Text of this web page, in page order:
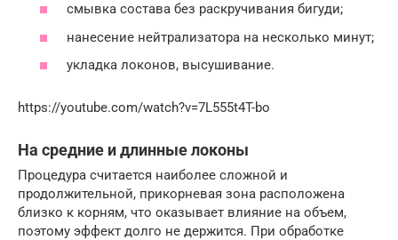
смывка состава без раскручивания бигуди;
нанесение нейтрализатора на несколько минут;
укладка локонов, высушивание.
https://youtube.com/watch?v=7L555t4T-bo
На средние и длинные локоны
Процедура считается наиболее сложной и
продолжительной, прикорневая зона расположена
близко к корням, что оказывает влияние на объем,
поэтому эффект долго не держится. При обработке